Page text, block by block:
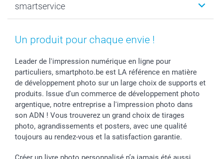
MyNameBook
Stickers & Etiquettes
Cadres photo, accessoires déco & bonbons
Calendrier photos & Agendas photo
Dénicheur d'idées cadeau
Fin d'études
Naissance & baptême
Fête des Pères
Toussaint
Rentrée des classes
Communion
Saint-Valentin
Vacances
Durabilité
Conditions
Droit de rétraction
Plaintes
Conditions générales
Vie privée
Gestion des cookies
Tarifs
Investisseurs
Droit de rétractation
smartservice
smartgarantie
smartbonus
smartfriends
Modes de paiement
Modes de livraison
Grandes Quantités
Statut de ma commande
Un produit pour chaque envie !
Leader de l'impression numérique en ligne pour
particuliers, smartphoto.be est LA référence en matière
de développement photo sur un large choix de supports et
produits. Issue d'un commerce de développement photo
argentique, notre entreprise a l'impression photo dans
son ADN ! Vous trouverez un grand choix de tirages
photo, agrandissements et posters, avec une qualité
toujours au rendez-vous et la satisfaction garantie.